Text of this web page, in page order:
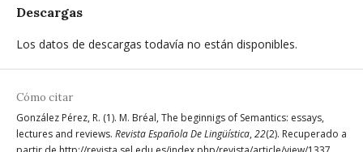
Descargas
Los datos de descargas todavía no están disponibles.
Cómo citar
González Pérez, R. (1). M. Bréal, The beginnigs of Semantics: essays,
lectures and reviews. Revista Española De Lingüística, 22(2). Recuperado a